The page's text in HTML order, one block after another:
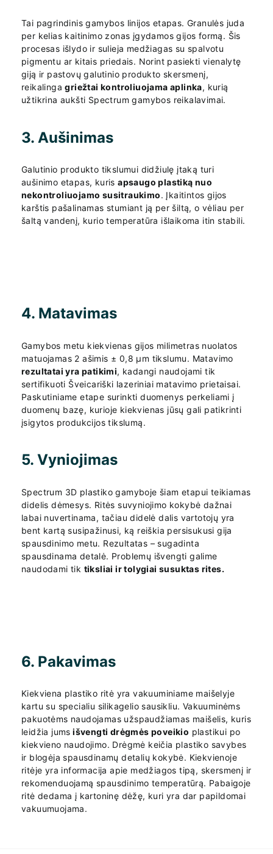
Tai pagrindinis gamybos linijos etapas. Granulės juda
per kelias kaitinimo zonas įgydamos gijos formą. Šis
procesas išlydo ir sulieja medžiagas su spalvotu
pigmentu ar kitais priedais. Norint pasiekti vienalytę
giją ir pastovų galutinio produkto skersmenį,
reikalingagriežtai kontroliuojama aplinka, kurią
užtikrina aukšti Spectrum gamybos reikalavimai.
3. Aušinimas
Galutinio produkto tikslumui didžiulę įtaką turi
aušinimo etapas, kurisapsaugo plastiką nuo
nekontroliuojamo susitraukimo. Įkaitintos gijos
karštis pašalinamas stumiant ją per šiltą, o vėliau per
šaltą vandenį, kurio temperatūra išlaikoma itin stabili.
4. Matavimas
Gamybos metu kiekvienas gijos milimetras nuolatos
matuojamas 2 ašimis ± 0,8 µm tikslumu. Matavimo
rezultatai yra patikimi, kadangi naudojami tik
sertifikuoti Šveicariški lazeriniai matavimo prietaisai.
Paskutiniame etape surinkti duomenys perkeliami į
duomenų bazę, kurioje kiekvienas jūsų gali patikrinti
įsigytos produkcijos tikslumą.
5. Vyniojimas
Spectrum 3D plastiko gamyboje šiam etapui teikiamas
didelis dėmesys. Ritės suvyniojimo kokybė dažnai
labai nuvertinama, tačiau didelė dalis vartotojų yra
bent kartą susipažinusi, ką reiškia persisukusi gija
spausdinimo metu. Rezultatas – sugadinta
spausdinama detalė. Problemų išvengti galime
naudodami tik tiksliai ir tolygiai susuktas rites.
6. Pakavimas
Kiekviena plastiko ritė yra vakuuminiame maišelyje
kartu su specialiu silikagelio sausikliu. Vakuuminėms
pakuotėms naudojamas užspaudžiamas maišelis, kuris
leidžia jums išvengti drėgmės poveikio plastikui po
kiekvieno naudojimo. Drėgmė keičia plastiko savybes
ir blogėja spausdinamų detalių kokybė. Kiekvienoje
ritėje yra informacija apie medžiagos tipą, skersmenį ir
rekomenduojamą spausdinimo temperatūrą. Pabaigoje
ritė dedama į kartoninę dėžę, kuri yra dar papildomai
vakuumuojama.